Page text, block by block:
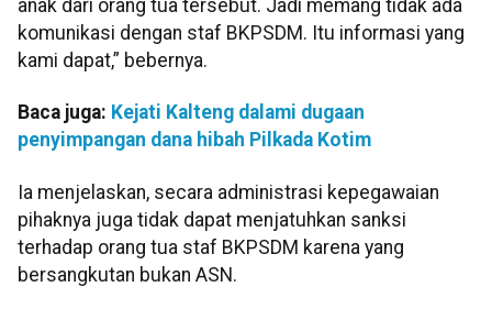
anak dari orang tua tersebut. Jadi memang tidak ada
komunikasi dengan staf BKPSDM. Itu informasi yang
kami dapat,” bebernya.
Baca juga: Kejati Kalteng dalami dugaan
penyimpangan dana hibah Pilkada Kotim
Ia menjelaskan, secara administrasi kepegawaian
pihaknya juga tidak dapat menjatuhkan sanksi
terhadap orang tua staf BKPSDM karena yang
bersangkutan bukan ASN.